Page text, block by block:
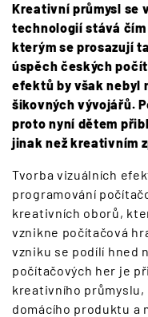
Kreativní průmysl se
technologií stává
kterým se prosazují
úspěch českých
efektů by však nebyl
šikovných vývojářů.
proto nyní dětem
jinak než kreativním
Tvorba vizuálních
programování
kreativních oborů,
vznikne počítačová
vzniku se podílí hned
počítačových her je
kreativního
domácího produktu a